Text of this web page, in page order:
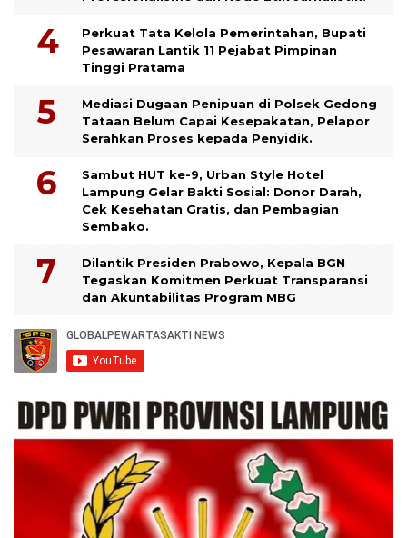
Perkuat Tata Kelola Pemerintahan, Bupati
Pesawaran Lantik 11 Pejabat Pimpinan
Tinggi Pratama
Mediasi Dugaan Penipuan di Polsek Gedong
Tataan Belum Capai Kesepakatan, Pelapor
Serahkan Proses kepada Penyidik.
Sambut HUT ke-9, Urban Style Hotel
Lampung Gelar Bakti Sosial: Donor Darah,
Cek Kesehatan Gratis, dan Pembagian
Sembako.
Dilantik Presiden Prabowo, Kepala BGN
Tegaskan Komitmen Perkuat Transparansi
dan Akuntabilitas Program MBG